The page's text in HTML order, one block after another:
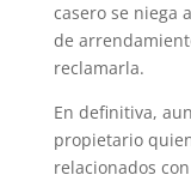
casero se niega
de
reclamarla.
En definitiva,
propietario
relacionados